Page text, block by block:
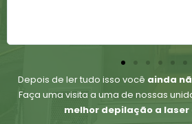
Depois de ler tudo isso você ainda
Faça uma visita a uma de nossas
melhor depilação a laser